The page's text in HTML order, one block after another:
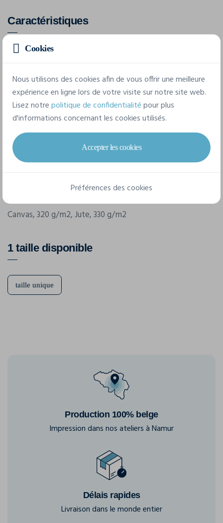
Caractéristiques
Marque
4Do
Référence
210701
320 g/m2,330 g/m2
Dimensions
42,5 x 32 x 19 cm
Canvas, 320 g/m2, Jute, 330 g/m2
1 taille disponible
taille unique
Production 100% belge
Impression dans nos ateliers à Namur
Délais rapides
Livraison dans le monde entier
Cookies
Nous utilisons des cookies afin de vous offrir une meilleure
expérience en ligne lors de votre visite sur notre site web.
Lisez notrepolitique de confidentialitépour plus
d'informations concernant les cookies utilisés.
Accepter les cookies
Préférences des cookies